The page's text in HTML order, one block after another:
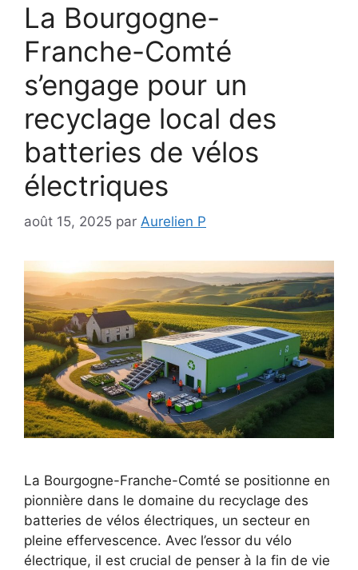
La Bourgogne-
Franche-Comté
s’engage pour un
recyclage local des
batteries de vélos
électriques
août 15, 2025 par Aurelien P
La Bourgogne-Franche-Comté se positionne en
pionnière dans le domaine du recyclage des
batteries de vélos électriques, un secteur en
pleine effervescence. Avec l’essor du vélo
électrique, il est crucial de penser à la fin de vie